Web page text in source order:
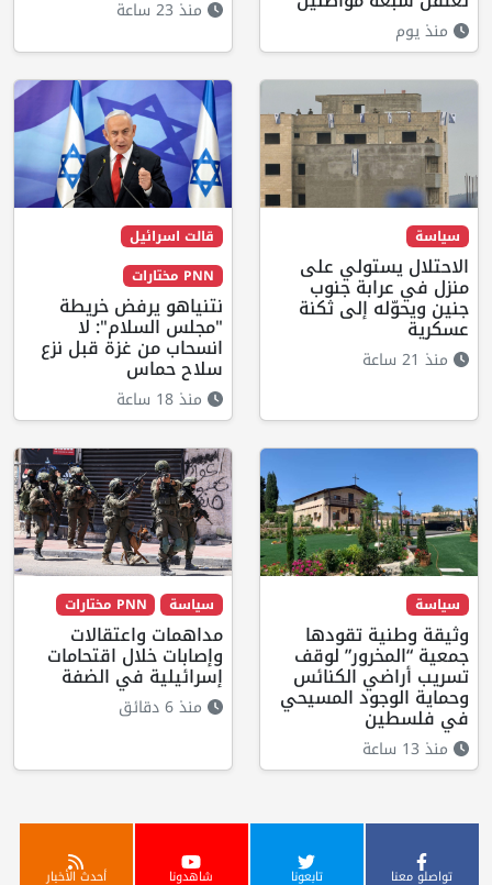
منذ يوم
منذ 23 ساعة
سياسة
الاحتلال يستولي على
منزل في عرابة جنوب
جنين ويحوّله إلى ثكنة
عسكرية
منذ 21 ساعة
قالت اسرائيل
PNN مختارات
نتنياهو يرفض خريطة
"مجلس السلام": لا
انسحاب من غزة قبل نزع
سلاح حماس
منذ 18 ساعة
سياسة
وثيقة وطنية تقودها
جمعية “المخرور” لوقف
تسريب أراضي الكنائس
وحماية الوجود المسيحي
في فلسطين
منذ 13 ساعة
سياسة PNN مختارات
مداهمات واعتقالات
وإصابات خلال اقتحامات
إسرائيلية في الضفة
منذ 6 دقائق
تواصلو معنا تابعونا شاهدونا أحدث الأخبار